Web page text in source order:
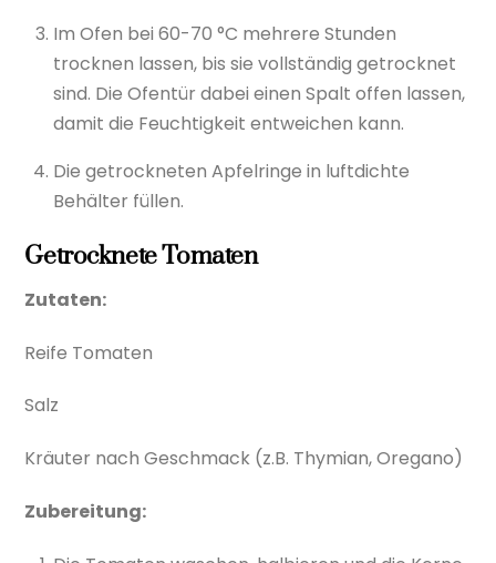
Im Ofen bei 60-70 °C mehrere Stunden
trocknen lassen, bis sie vollständig getrocknet
sind. Die Ofentür dabei einen Spalt offen lassen,
damit die Feuchtigkeit entweichen kann.
Die getrockneten Apfelringe in luftdichte
Behälter füllen.
Getrocknete Tomaten
Zutaten:
Reife Tomaten
Salz
Kräuter nach Geschmack (z.B. Thymian, Oregano)
Zubereitung: